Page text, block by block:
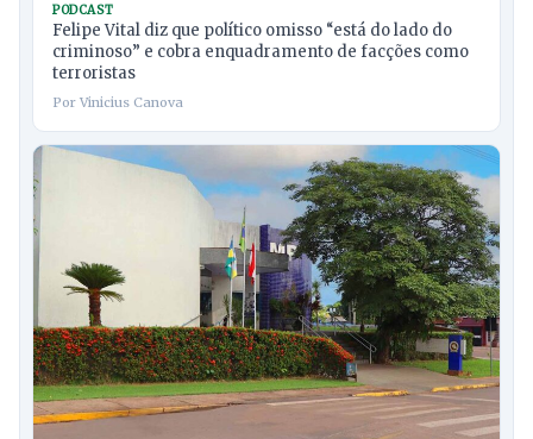
PODCAST
Felipe Vital diz que político omisso “está do lado do
criminoso” e cobra enquadramento de facções como
terroristas
Por Vinicius Canova